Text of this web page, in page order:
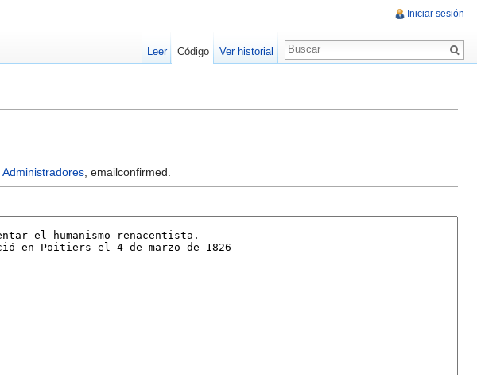
Administradores , emailconfirmed.
Iniciar sesión
Leer Código Ver historial